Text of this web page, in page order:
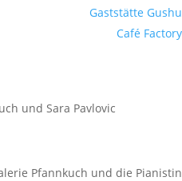
Gaststätte Gushu
Café Factory
und Sara Pavlovic
Pfannkuch und die Pianistin